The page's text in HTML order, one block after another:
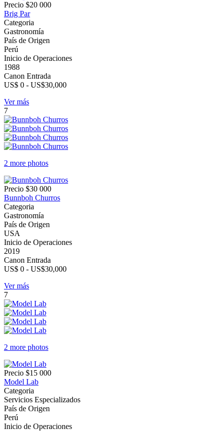
Precio $20 000
Brig Par
Categoria
Gastronomía
País de Origen
Perú
Inicio de Operaciones
1988
Canon Entrada
US$ 0 - US$30,000
Ver más
7
2 more photos
Precio $30 000
Bunnboh Churros
Categoria
Gastronomía
País de Origen
USA
Inicio de Operaciones
2019
Canon Entrada
US$ 0 - US$30,000
Ver más
7
2 more photos
Precio $15 000
Model Lab
Categoria
Servicios Especializados
País de Origen
Perú
Inicio de Operaciones